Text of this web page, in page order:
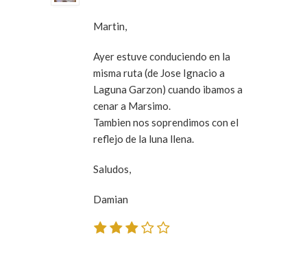
Martin,
Ayer estuve conduciendo en la
misma ruta (de Jose Ignacio a
Laguna Garzon) cuando ibamos a
cenar a Marsimo.
Tambien nos soprendimos con el
reflejo de la luna llena.
Saludos,
Damian